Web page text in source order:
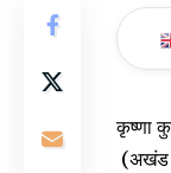
कृष्णा
(अखंड